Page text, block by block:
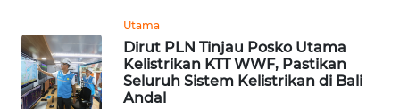
Utama
Dirut PLN Tinjau Posko Utama
Kelistrikan KTT WWF, Pastikan
Seluruh Sistem Kelistrikan di Bali
Andal
PEDOMAN
MEDIA
SIBER